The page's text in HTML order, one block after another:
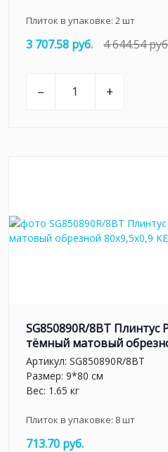
Плиток в упаковке: 2шт
3 707.58 руб. 4 644.54
– +
SG850890R/8BT Плинтус
тёмный матовый
Артикул: SG850890R/8BT
Размер: 9*80 см
Вес: 1.65 кг
Плиток в упаковке: 8шт
713.70 руб.